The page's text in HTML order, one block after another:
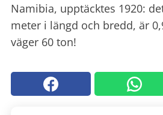
Namibia, upptäcktes 1920:
meter i längd och bredd, är
väger 60 ton!